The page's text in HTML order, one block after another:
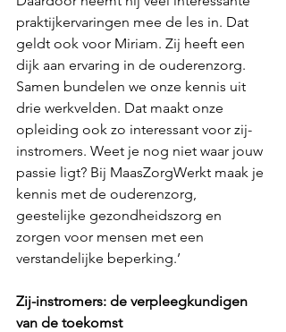
praktijkervaringen mee de les in. Dat
geldt ook voor Miriam. Zij heeft een
dijk aan ervaring in de ouderenzorg.
Samen bundelen we onze kennis uit
drie werkvelden. Dat maakt onze
opleiding ook zo interessant voor zij-
instromers. Weet je nog niet waar jouw
passie ligt? Bij MaasZorgWerkt maak je
kennis met de ouderenzorg,
geestelijke gezondheidszorg en
zorgen voor mensen met een
verstandelijke beperking.’
Zij-instromers: de verpleegkundigen
van de toekomst